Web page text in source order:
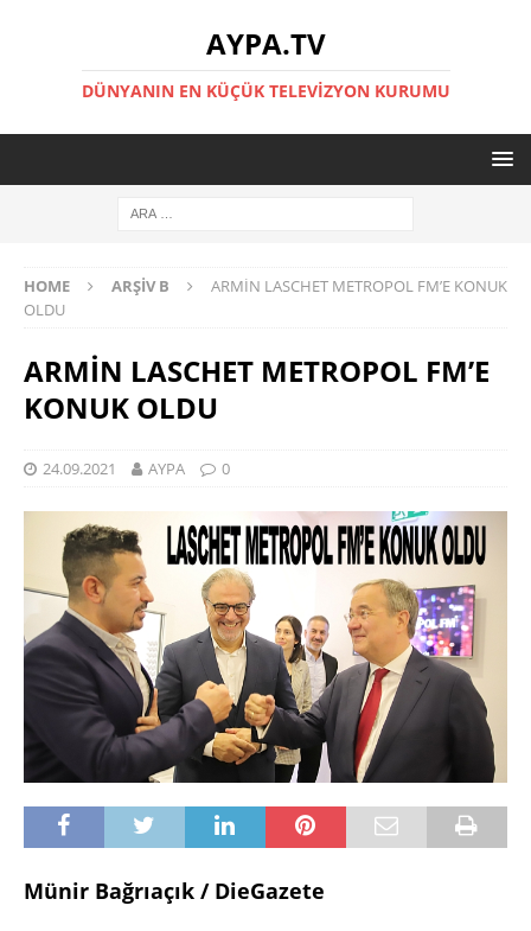
AYPA.TV
DÜNYANIN EN KÜÇÜK TELEVIZYON KURUMU
HOME ARŞIV B
ARMİN LASCHET METROPOL FM’E KONUK
OLDU
ARMİN LASCHET METROPOL FM’E
KONUK OLDU
24.09.2021 AYPA 0
Münir Bağrıaçık / DieGazete